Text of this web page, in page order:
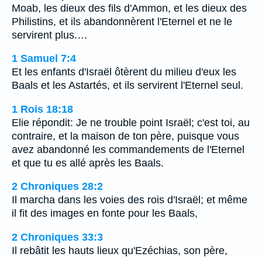
Moab, les dieux des fils d'Ammon, et les dieux des
Philistins, et ils abandonnèrent l'Eternel et ne le
servirent plus.…
1 Samuel 7:4
Et les enfants d'Israël ôtèrent du milieu d'eux les
Baals et les Astartés, et ils servirent l'Eternel seul.
1 Rois 18:18
Elie répondit: Je ne trouble point Israël; c'est toi, au
contraire, et la maison de ton père, puisque vous
avez abandonné les commandements de l'Eternel
et que tu es allé après les Baals.
2 Chroniques 28:2
Il marcha dans les voies des rois d'Israël; et même
il fit des images en fonte pour les Baals,
2 Chroniques 33:3
Il rebâtit les hauts lieux qu'Ezéchias, son père,